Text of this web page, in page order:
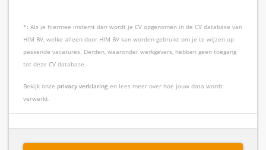
*: Als je hiermee instemt dan wordt je CV opgenomen in de CV database van
HIM BV, welke alleen door HIM BV kan worden gebruikt om je te wijzen op
passende vacatures. Derden, waaronder werkgevers, hebben geen toegang
tot deze CV database.
Bekijk onze privacy verklaring en lees meer over hoe jouw data wordt
verwerkt.